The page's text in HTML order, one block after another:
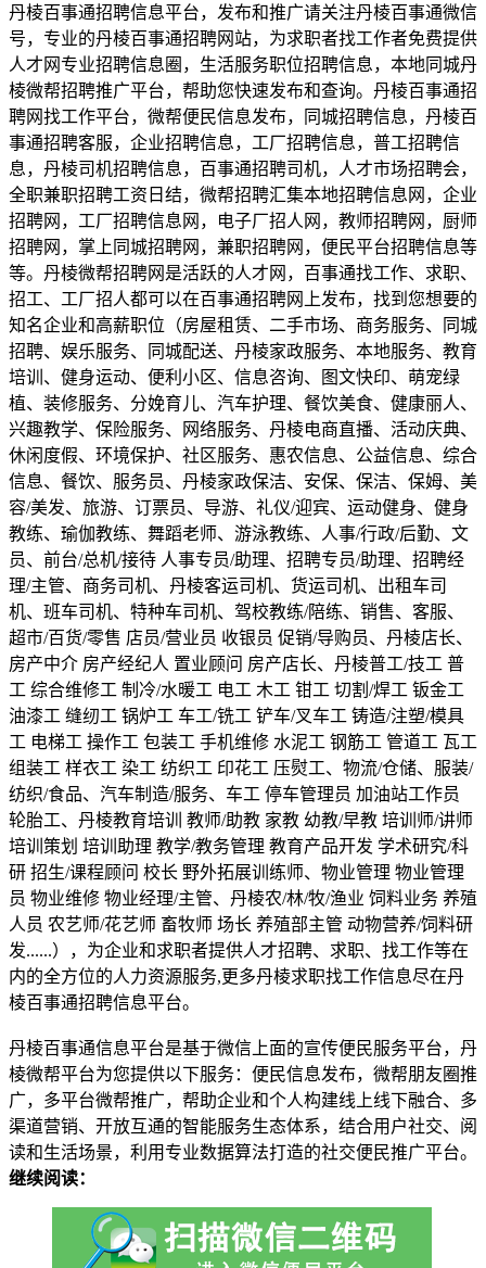
丹棱百事通招聘信息平台，发布和推广请关注丹棱百事通微信
号，专业的丹棱百事通招聘网站，为求职者找工作者免费提供
人才网专业招聘信息圈，生活服务职位招聘信息，本地同城丹
棱微帮招聘推广平台，帮助您快速发布和查询。丹棱百事通招
聘网找工作平台，微帮便民信息发布，同城招聘信息，丹棱百
事通招聘客服，企业招聘信息，工厂招聘信息，普工招聘信
息，丹棱司机招聘信息，百事通招聘司机，人才市场招聘会，
全职兼职招聘工资日结，微帮招聘汇集本地招聘信息网，企业
招聘网，工厂招聘信息网，电子厂招人网，教师招聘网，厨师
招聘网，掌上同城招聘网，兼职招聘网，便民平台招聘信息等
等。丹棱微帮招聘网是活跃的人才网，百事通找工作、求职、
招工、工厂招人都可以在百事通招聘网上发布，找到您想要的
知名企业和高薪职位（房屋租赁、二手市场、商务服务、同城
招聘、娱乐服务、同城配送、丹棱家政服务、本地服务、教育
培训、健身运动、便利小区、信息咨询、图文快印、萌宠绿
植、装修服务、分娩育儿、汽车护理、餐饮美食、健康丽人、
兴趣教学、保险服务、网络服务、丹棱电商直播、活动庆典、
休闲度假、环境保护、社区服务、惠农信息、公益信息、综合
信息、餐饮、服务员、丹棱家政保洁、安保、保洁、保姆、美
容/美发、旅游、订票员、导游、礼仪/迎宾、运动健身、健身
教练、瑜伽教练、舞蹈老师、游泳教练、人事/行政/后勤、文
员、前台/总机/接待 人事专员/助理、招聘专员/助理、招聘经
理/主管、商务司机、丹棱客运司机、货运司机、出租车司
机、班车司机、特种车司机、驾校教练/陪练、销售、客服、
超市/百货/零售 店员/营业员 收银员 促销/导购员、丹棱店长、
房产中介 房产经纪人 置业顾问 房产店长、丹棱普工/技工 普
工 综合维修工 制冷/水暖工 电工 木工 钳工 切割/焊工 钣金工
油漆工 缝纫工 锅炉工 车工/铣工 铲车/叉车工 铸造/注塑/模具
工 电梯工 操作工 包装工 手机维修 水泥工 钢筋工 管道工 瓦工
组装工 样衣工 染工 纺织工 印花工 压熨工、物流/仓储、服装/
纺织/食品、汽车制造/服务、车工 停车管理员 加油站工作员
轮胎工、丹棱教育培训 教师/助教 家教 幼教/早教 培训师/讲师
培训策划 培训助理 教学/教务管理 教育产品开发 学术研究/科
研 招生/课程顾问 校长 野外拓展训练师、物业管理 物业管理
员 物业维修 物业经理/主管、丹棱农/林/牧/渔业 饲料业务 养殖
人员 农艺师/花艺师 畜牧师 场长 养殖部主管 动物营养/饲料研
发......），为企业和求职者提供人才招聘、求职、找工作等在
内的全方位的人力资源服务,更多丹棱求职找工作信息尽在丹
棱百事通招聘信息平台。
丹棱百事通信息平台是基于微信上面的宣传便民服务平台，丹
棱微帮平台为您提供以下服务：便民信息发布，微帮朋友圈推
广，多平台微帮推广，帮助企业和个人构建线上线下融合、多
渠道营销、开放互通的智能服务生态体系，结合用户社交、阅
读和生活场景，利用专业数据算法打造的社交便民推广平台。
继续阅读：